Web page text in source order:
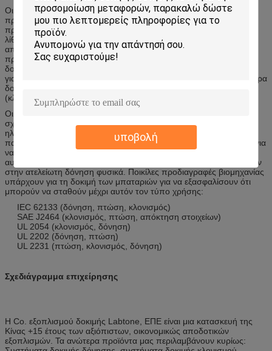
υποβολή
Οι περισσότερες μπαταρίες υποβάλλονται στις δοκιμές
προσομοίωσης μεταφορών για να συμμορφωθούν με τα διεθνή
πρότυπα ναυτιλίας. Αυτό ισχύει ιδιαίτερα για τις ιονικές μπαταρίες
λίθιου. Για να εξασφαλίσουν ασφάλεια κατά τη διάρκεια της
αποστολής, οι μπαταρίες λίθιου πρέπει να εξεταστούν ανά
προδιαγραφές UN/DOT. Το εγχειρίδιο των Η.Ε της παραγράφου
δοκιμών και κριτηρίων 38.3 (UN/DOT 38,3) περιγράφει τις δοκιμές
για τις μπαταρίες λίθιου. Το Labtone έχει τον εξοπλισμό και την πείρα
δοκιμής για να εκτελέσει (UN/DOT 38,3) δοκιμή-T3 (δόνηση), T4
(κλονισμός), και T6 (αντίκτυπος).
Οι κίνδυνοι μεταφορών δεν είναι οι μόνοι δυναμικοί όροι που τα
σχέδια μπαταριών πρέπει να επιζήσουν. Όταν μια φορητή
ηλεκτρονική συσκευή το ρίχνει που συσκευάζει επάνω στην
παραλαβή, μπορείτε να βρείτε το καθημερινό περιβάλλον χρήσης για
να είστε αυστηρότερο από το στέλνοντας περιβάλλον. Σε μια
αυτοκίνητη ηλεκτρική/υβριδική εφαρμογή, οι μπαταρίες θα εκτεθούν
στην ατελείωτη δόνηση φυσικά. Ποικίλες προδιαγραφές βιομηχανίας
υπάρχουν για τη δοκιμή των μπαταριών για να εξασφαλίσουν ότι
μπορούν να σταθούν μέχρι αυτόν τον τύπο χρήσης:
IEC 62133 (δόνηση, πτώση, κλονισμός)
SAE J2464 (κλονισμός, πτώση, απόκτηση στοιχείων)
UL 2054 (κλονισμός, δόνηση)
UL 2202 (δόνηση, πτώση)
UL 2231 (πτώση, κλονισμός, δόνηση)
Σχεδιάγραμμα επιχείρησης
Η Co. εξοπλισμού δοκιμής Labtone, ΕΠΕ είναι μια κατασκευή της
Κίνας +15 έτους των αξιόπιστων, οικονομικώς αποδοτικών
εξοπλισμών. Τα ανώτερα προϊόντα μας περιλαμβάνουν κυρίως: